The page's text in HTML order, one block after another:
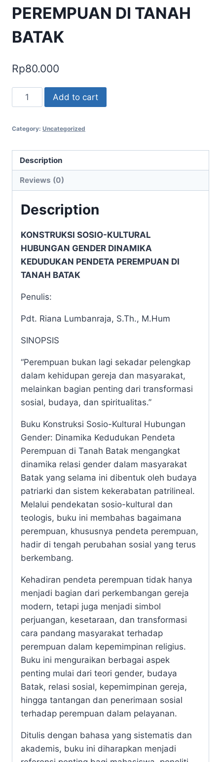
PEREMPUAN DI TANAH
BATAK
Rp80.000
KONSTRUKSI
SOSIO-
HUBUNGAN
DINAMIKA
KEDUDUKAN
BATAK
quantity
Add to cart
Category: Uncategorized
Description
Reviews (0)
Description
KONSTRUKSI SOSIO-KULTURAL
HUBUNGAN GENDER DINAMIKA
KEDUDUKAN PENDETA PEREMPUAN DI
TANAH BATAK
Penulis:
Pdt. Riana Lumbanraja, S.Th., M.Hum
SINOPSIS
“Perempuan bukan lagi sekadar pelengkap
dalam kehidupan gereja dan masyarakat,
melainkan bagian penting dari transformasi
sosial, budaya, dan spiritualitas.”
Buku Konstruksi Sosio-Kultural Hubungan
Gender: Dinamika Kedudukan Pendeta
Perempuan di Tanah Batak mengangkat
dinamika relasi gender dalam masyarakat
Batak yang selama ini dibentuk oleh budaya
patriarki dan sistem kekerabatan patrilineal.
Melalui pendekatan sosio-kultural dan
teologis, buku ini membahas bagaimana
perempuan, khususnya pendeta perempuan,
hadir di tengah perubahan sosial yang terus
berkembang.
Kehadiran pendeta perempuan tidak hanya
menjadi bagian dari perkembangan gereja
modern, tetapi juga menjadi simbol
perjuangan, kesetaraan, dan transformasi
cara pandang masyarakat terhadap
perempuan dalam kepemimpinan religius.
Buku ini menguraikan berbagai aspek
penting mulai dari teori gender, budaya
Batak, relasi sosial, kepemimpinan gereja,
hingga tantangan dan penerimaan sosial
terhadap perempuan dalam pelayanan.
Ditulis dengan bahasa yang sistematis dan
akademis, buku ini diharapkan menjadi